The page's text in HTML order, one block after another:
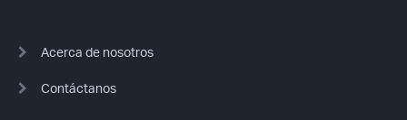
Acerca de nosotros
Contáctanos